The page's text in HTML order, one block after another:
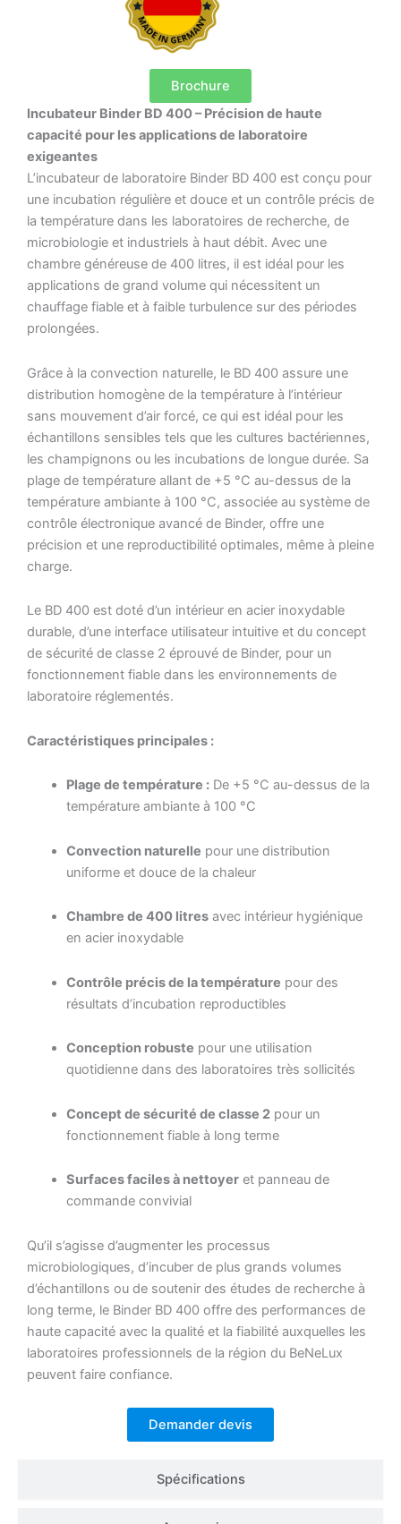
Spécifications
Brochure
Incubateur Binder BD 400 – Précision de haute
capacité pour les applications de laboratoire
exigeantes
L’incubateur de laboratoire Binder BD 400 est conçu pour
une incubation régulière et douce et un contrôle précis de
la température dans les laboratoires de recherche, de
microbiologie et industriels à haut débit. Avec une
chambre généreuse de 400 litres, il est idéal pour les
applications de grand volume qui nécessitent un
chauffage fiable et à faible turbulence sur des périodes
prolongées.
Grâce à la convection naturelle, le BD 400 assure une
distribution homogène de la température à l’intérieur
sans mouvement d’air forcé, ce qui est idéal pour les
échantillons sensibles tels que les cultures bactériennes,
les champignons ou les incubations de longue durée. Sa
plage de température allant de +5 °C au-dessus de la
température ambiante à 100 °C, associée au système de
contrôle électronique avancé de Binder, offre une
précision et une reproductibilité optimales, même à pleine
charge.
Le BD 400 est doté d’un intérieur en acier inoxydable
durable, d’une interface utilisateur intuitive et du concept
de sécurité de classe 2 éprouvé de Binder, pour un
fonctionnement fiable dans les environnements de
laboratoire réglementés.
Caractéristiques principales :
Plage de température :De +5 °C au-dessus de la
température ambiante à 100 °C
Convection naturelle pour une distribution
uniforme et douce de la chaleur
Chambre de 400 litresavec intérieur hygiénique
en acier inoxydable
Contrôle précis de la température pour des
résultats d’incubation reproductibles
Conception robuste pour une utilisation
quotidienne dans des laboratoires très sollicités
Concept de sécurité de classe 2pour un
fonctionnement fiable à long terme
Surfaces faciles à nettoyeret panneau de
commande convivial
Qu’il s’agisse d’augmenter les processus
microbiologiques, d’incuber de plus grands volumes
d’échantillons ou de soutenir des études de recherche à
long terme, le Binder BD 400 offre des performances de
haute capacité avec la qualité et la fiabilité auxquelles les
laboratoires professionnels de la région du BeNeLux
peuvent faire confiance.
Demander devis